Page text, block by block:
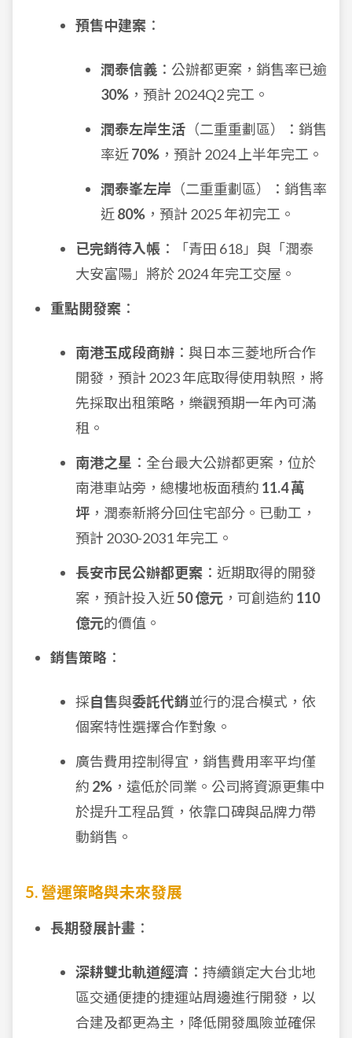
預售中建案 ：
潤泰信義 ：公辦都更案，銷售率已逾
30% ，預計 2024Q2 完工。
潤泰左岸生活 （二重重劃區）：銷售
率近70% ，預計 2024 上半年完工。
潤泰峯左岸 （二重重劃區）：銷售率
近80% ，預計 2025 年初完工。
已完銷待入帳 ：「青田 618」與「潤泰
大安富陽」將於 2024 年完工交屋。
重點開發案 ：
南港玉成段商辦 ：與日本三菱地所合作
開發，預計 2023 年底取得使用執照，將
先採取出租策略，樂觀預期一年內可滿
租。
南港之星 ：全台最大公辦都更案，位於
南港車站旁，總樓地板面積約 11.4 萬
坪 ，潤泰新將分回住宅部分。已動工，
預計 2030-2031 年完工。
長安市民公辦都更案 ：近期取得的開發
案，預計投入近50 億元 ，可創造約 110
億元的價值。
銷售策略 ：
採自售與委託代銷並行的混合模式，依
個案特性選擇合作對象。
廣告費用控制得宜，銷售費用率平均僅
約 2% ，遠低於同業。公司將資源更集中
於提升工程品質，依靠口碑與品牌力帶
動銷售。
5. 營運策略與未來發展
長期發展計畫 ：
深耕雙北軌道經濟 ：持續鎖定大台北地
區交通便捷的捷運站周邊進行開發，以
合建及都更為主，降低開發風險並確保